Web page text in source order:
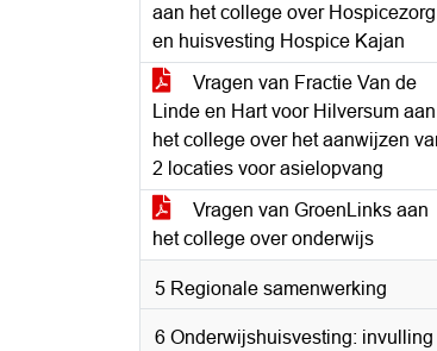
aan het college over Hospicezorg
en huisvesting Hospice Kajan
Vragen van Fractie Van de
Linde en Hart voor Hilversum aan
het college over het aanwijzen
2 locaties voor asielopvang
Vragen van GroenLinks aan
het college over onderwijs
5 Regionale samenwerking
6 Onderwijshuisvesting: invulling